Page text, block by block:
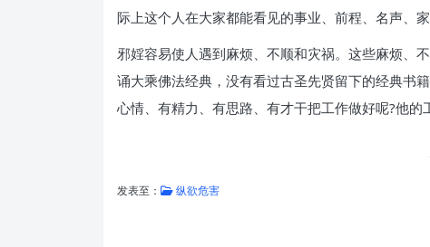
际上这个人在大家都能看见的事业、前程、名声、
邪婬容易使人遇到麻烦、不顺和灾祸。这些麻烦、
诵大乘佛法经典，没有看过古圣先贤留下的经典书
心情、有精力、有思路、有才干把工作做好呢?他的
发表至： 纵欲危害